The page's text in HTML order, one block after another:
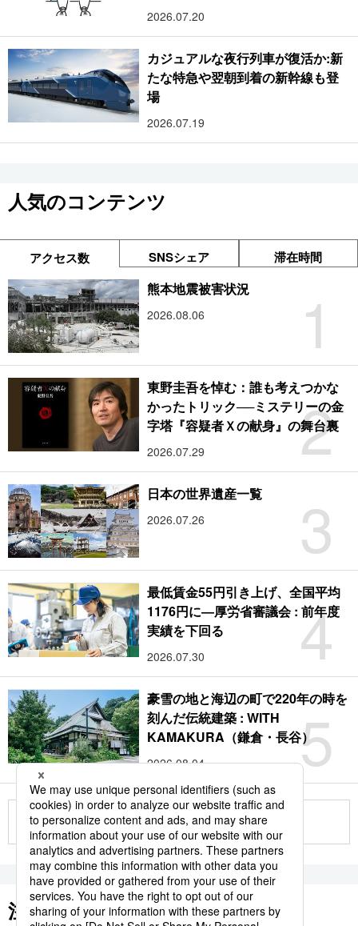
2026.07.20
カジュアルな夜行列車が復活か:新
たな特急や翌朝到着の新幹線も登
場
2026.07.19
人気のコンテンツ
アクセス数 SNSシェア 滞在時間
1
熊本地震被害状況
2026.08.06
2
東野圭吾を悼む：誰も考えつかな
かったトリック──ミステリーの金
字塔『容疑者Ｘの献身』の舞台裏
2026.07.29
3
日本の世界遺産一覧
2026.07.26
4
最低賃金55円引き上げ、全国平均
1176円に―厚労省審議会 : 前年度
実績を下回る
2026.07.30
5
豪雪の地と海辺の町で220年の時を
刻んだ伝統建築 : WITH
KAMAKURA（鎌倉・長谷）
2026.08.04
もっと見る
注目のキーワード